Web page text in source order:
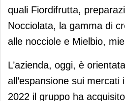
quali Fiordifrutta,
Nocciolata, la gamma di
alle nocciole e Mielbio,
L’azienda, oggi, è
all’espansione sui mercati
2022 il gruppo ha